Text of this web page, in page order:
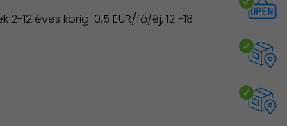
2-12 éves korig: 0,5 EUR/fő/éj, 12 -18